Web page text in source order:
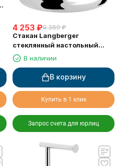
4 253 ₽9 360 ₽
Стакан Langberger
стеклянный настольный
круглый "Swarovski" 22213A
В наличии
В корзину
Купить в 1 клик
Запрос счета для юрлиц